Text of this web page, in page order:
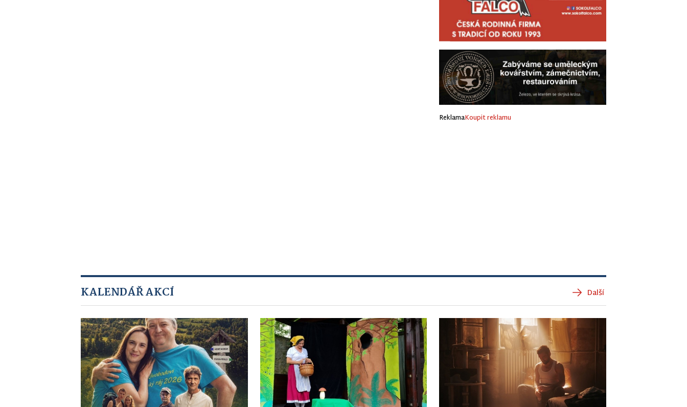
ReklamaKoupit reklamu
KALENDÁŘ AKCÍ Další